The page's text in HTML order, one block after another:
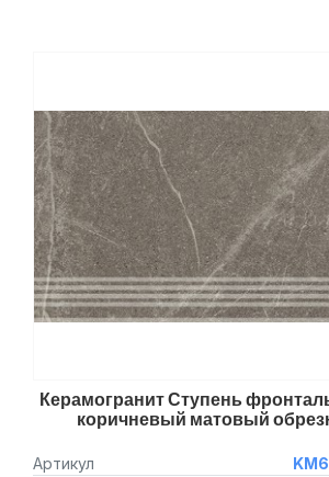
Керамогранит Ступень
коричневый матовый
Артикул